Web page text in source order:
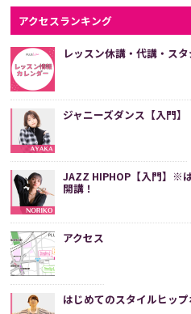
る
アクセスランキング
レッスン休講・代講・ス
ジャニーズダンス【入門】
JAZZ HIPHOP【入門】※
開講！
アクセス
はじめてのスタイルヒップ